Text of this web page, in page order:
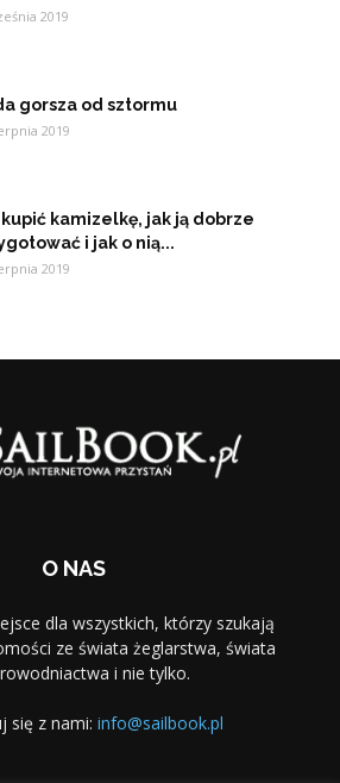
2019
gorsza od sztormu
2019
kupić kamizelkę, jak ją dobrze
i jak o nią...
2019
O NAS
dla wszystkich, którzy szukają
ze świata żeglarstwa, świata
i nie tylko.
się z nami: info@sailbook.pl